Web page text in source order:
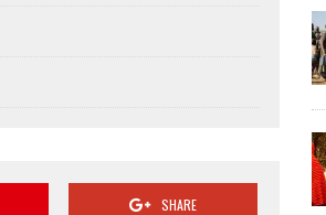
SHARE